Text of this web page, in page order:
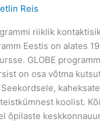
Reis
riiklik
Eestis on alates
GLOBE
on osa võtma
koolist.
õpilaste